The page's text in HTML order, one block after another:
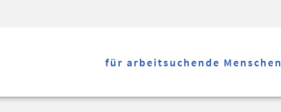
für arbeitsuchende Menschen